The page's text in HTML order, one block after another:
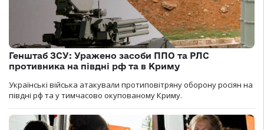
Генштаб ЗСУ: Уражено засоби ППО та РЛС
противника на півдні рф та в Криму
Українські війська атакували протиповітряну оборону росіян на
півдні рф та у тимчасово окупованому Криму.